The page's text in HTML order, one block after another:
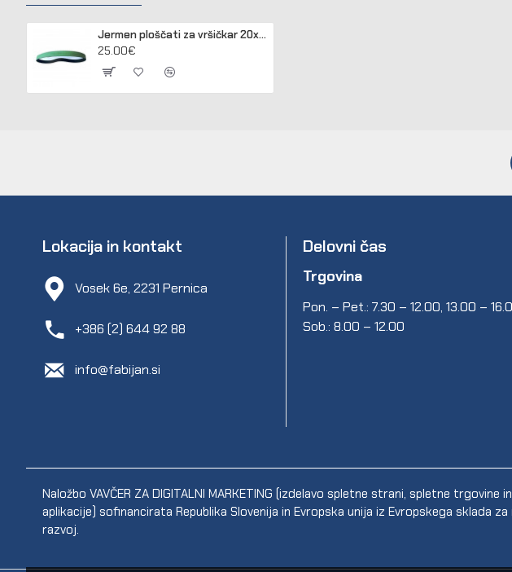
Jermen ploščati za vršičkar 20x671mm, TC-2EF
25.00€
Lokacija in kontakt
Vosek 6e, 2231 Pernica
+386 (2) 644 92 88
info@fabijan.si
Delovni čas
Trgovina
Pon. – Pet.: 7.30 – 12.00, 13.00 –
Sob.: 8.00 – 12.00
Naložbo VAVČER ZA DIGITALNI MARKETING (izdelavo spletne strani, spletne trgovine
aplikacije) sofinancirata Republika Slovenija in Evropska unija iz Evropskega sklada za
razvoj.